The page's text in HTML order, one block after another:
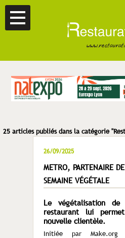
25 articles publiés dans la catégorie
26/09/2025
METRO, PARTENAIRE
SEMAINE VÉGÉTALE
Le végétalisation
restaurant lui
nouvelle clientèle.
Initiée par Make.org